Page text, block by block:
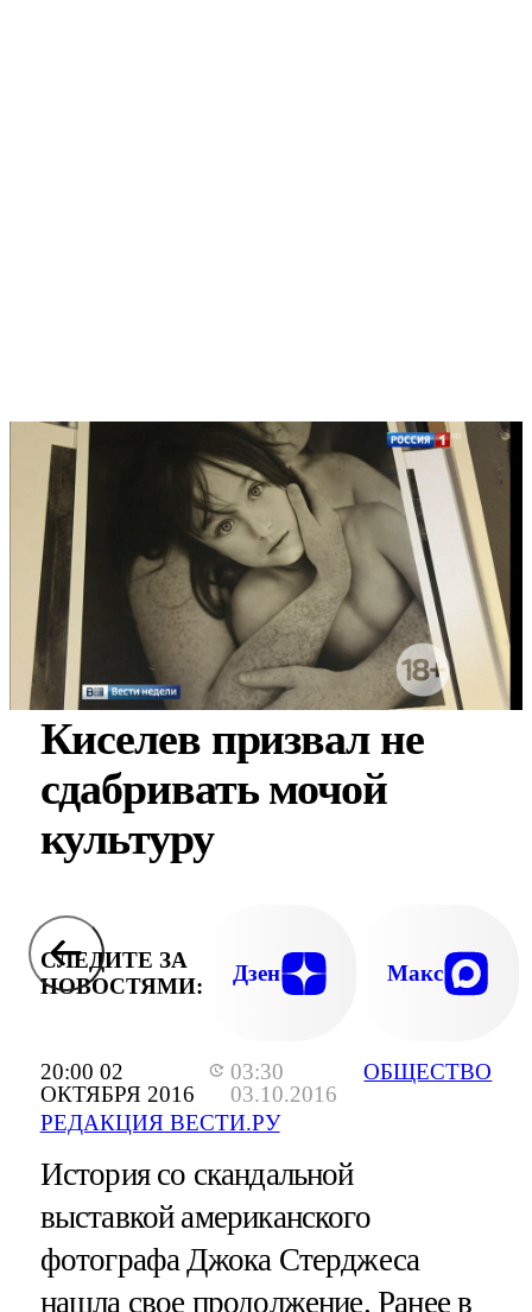
20:00 02
ОКТЯБРЯ 2016
03:30
03.10.2016
РЕДАКЦИЯ ВЕСТИ.РУ
ОБЩЕСТВО
Киселев призвал не
сдабривать мочой
культуру
СЛЕДИТЕ ЗА
НОВОСТЯМИ:
Дзен Макс
История со скандальной
выставкой американского
фотографа Джока Стерджеса
нашла свое продолжение. Ранее в